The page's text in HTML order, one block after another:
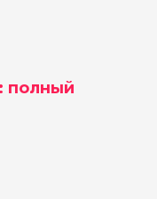
полный